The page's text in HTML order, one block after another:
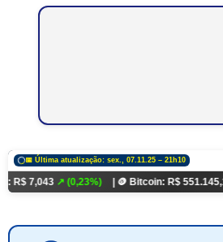
📅 Última atualização: sex., 07.11.25 – 21h10
↗ (0,23%) | 🪙 Bitcoin: R$ 551.145,13↗ (1,65)